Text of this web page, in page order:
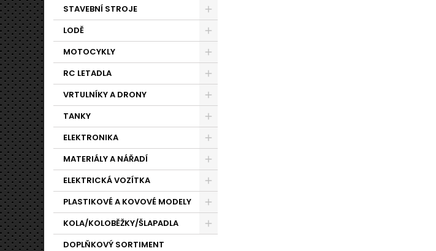
STAVEBNÍ STROJE
LODĚ
MOTOCYKLY
RC LETADLA
VRTULNÍKY A DRONY
TANKY
ELEKTRONIKA
MATERIÁLY A NÁŘADÍ
ELEKTRICKÁ VOZÍTKA
PLASTIKOVÉ A KOVOVÉ MODELY
KOLA/KOLOBĚŽKY/ŠLAPADLA
DOPLŇKOVÝ SORTIMENT